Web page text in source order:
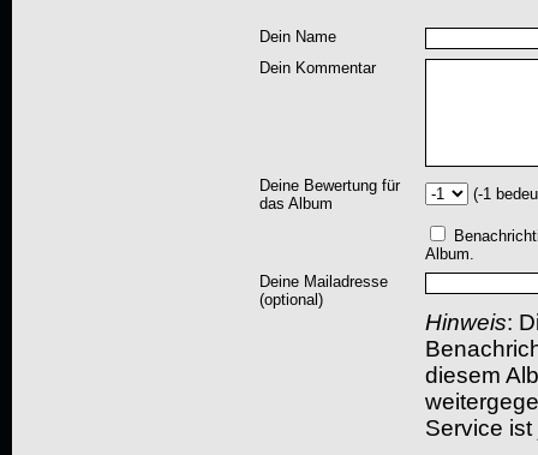
Dein Name
Dein Kommentar
Deine Bewertung für
das Album
(-1
Album.
Deine Mailadresse
(optional)
Hinweis:
diesem
Service